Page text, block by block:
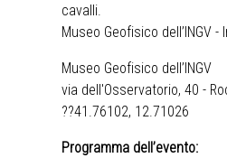
cavalli.
Museo Geofisico dell’INGV
Museo Geofisico dell’INGV
via dell'Osservatorio, 40 -
??41.76102, 12.71026
Programma dell’evento: